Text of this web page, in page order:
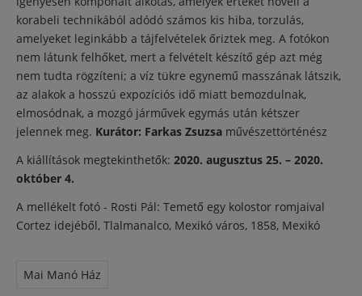
korabeli technikából adódó számos kis hiba, torzulás,
amelyeket leginkább a tájfelvételek őriztek meg. A fotókon
nem látunk felhőket, mert a felvételt készítő gép azt még
nem tudta rögzíteni; a víz tükre egynemű masszának látszik,
az alakok a hosszú expozíciós idő miatt bemozdulnak,
elmosódnak, a mozgó járművek egymás után kétszer
jelennek meg. Kurátor: Farkas Zsuzsa művészettörténész
A kiállítások megtekinthetők: 2020. augusztus 25. – 2020.
október 4.
A mellékelt fotó - Rosti Pál: Temető egy kolostor romjaival
Cortez idejéből, Tlalmanalco, Mexikó város, 1858, Mexikó
Mai Manó Ház